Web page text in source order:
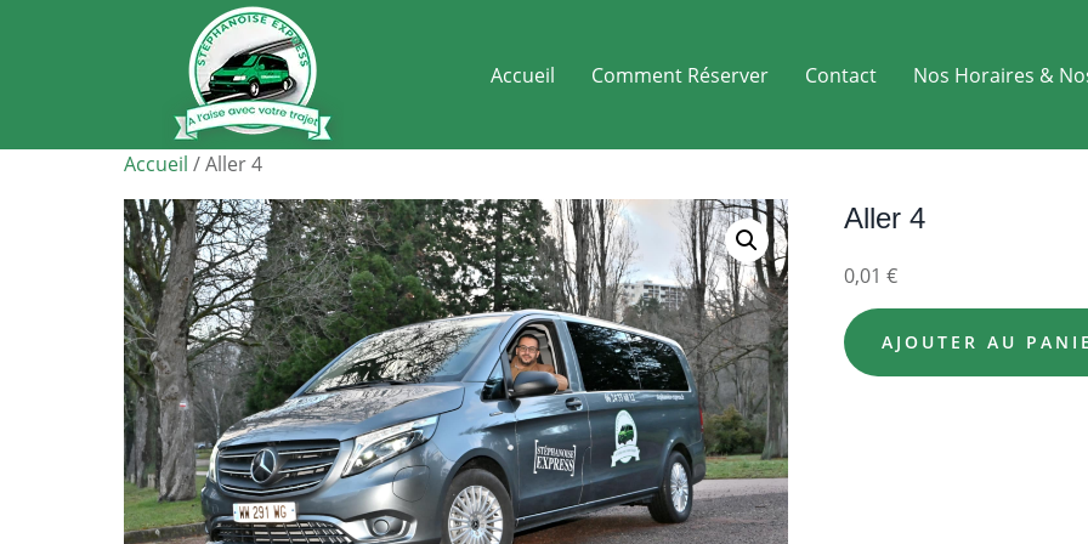
Accueil Comment Réserver Contact Nos Horaires &
Accueil / Aller 4
Aller 4
0,01 €
AJOUTER AU